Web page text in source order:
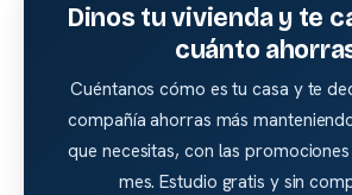
Dinos tu vivienda y te
cuánto
Cuéntanos cómo es tu casa y te
compañía ahorras más
que necesitas, con las
mes. Estudio gratis y sin